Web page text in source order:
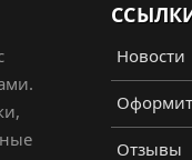
Новости
Отзывы